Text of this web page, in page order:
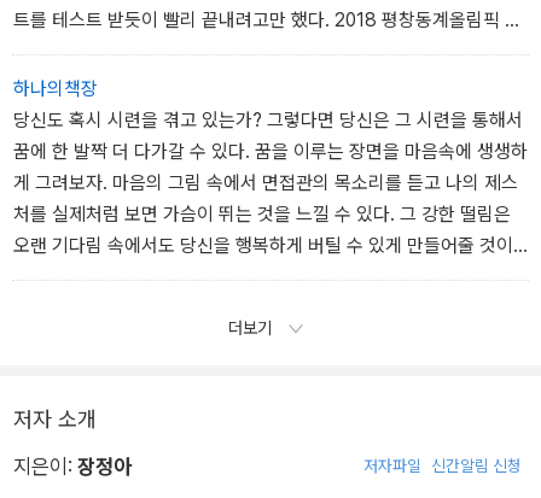
트를 테스트 받듯이 빨리 끝내려고만 했다. 2018 평창동계올림픽 유
치의 주역이었던 나승연 대변인은 이렇게 얘기한다. 교감이 없는 일
방적인 프레젠테이션은 짝이 없는 장갑과 같다고.
하나의책장
당신도 혹시 시련을 겪고 있는가? 그렇다면 당신은 그 시련을 통해서
꿈에 한 발짝 더 다가갈 수 있다. 꿈을 이루는 장면을 마음속에 생생하
게 그려보자. 마음의 그림 속에서 면접관의 목소리를 듣고 나의 제스
처를 실제처럼 보면 가슴이 뛰는 것을 느낄 수 있다. 그 강한 떨림은
오랜 기다림 속에서도 당신을 행복하게 버틸 수 있게 만들어줄 것이
다.
더보기
저자 소개
지은이: 장정아 저자파일 신간알림 신청